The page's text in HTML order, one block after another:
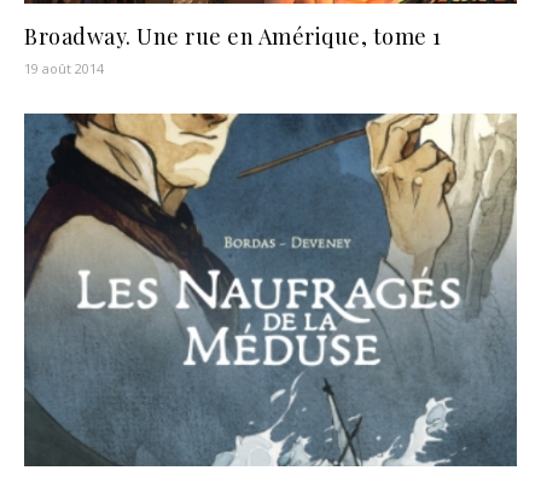
Broadway. Une rue en Amérique, tome 1
19 août 2014